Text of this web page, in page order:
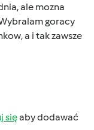
ale mozna
goracy
a i tak zawsze
sięaby dodawać